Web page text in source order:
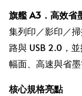
旗艦 A3．高效省
集列印／影印／
路與 USB 2.0，
幅面、高速與省墨
核心規格亮點